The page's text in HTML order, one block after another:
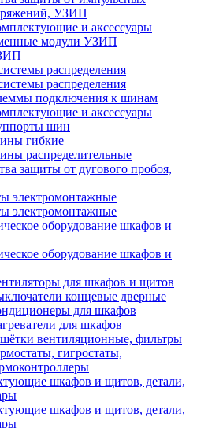
УЗИП
и аксессуары
модули УЗИП
распределения
распределения
подключения к шинам
и аксессуары
шин
гибкие
распределительные
защиты от дугового пробоя,
электромонтажные
электромонтажные
оборудование шкафов и
оборудование шкафов и
для шкафов и щитов
концевые дверные
для шкафов
для шкафов
вентиляционные, фильтры
гигростаты,
шкафов и щитов, детали,
шкафов и щитов, детали,